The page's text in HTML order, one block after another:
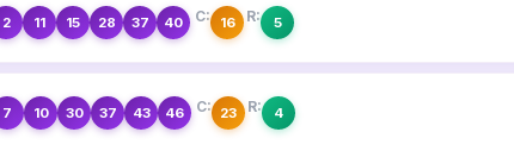
2 11 15 28 37 40 C: 16 R: 5
7 10 30 37 43 46 C: 23 R: 4